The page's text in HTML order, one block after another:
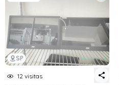
SP
12 visitas